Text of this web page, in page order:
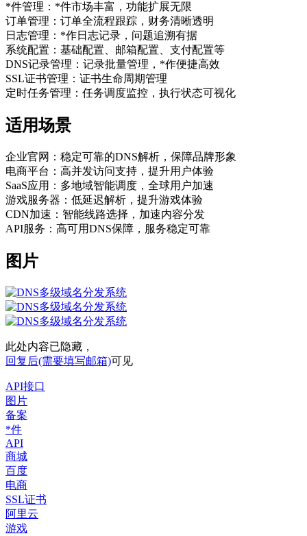
*件管理：*件市场丰富，功能扩展无限
订单管理：订单全流程跟踪，财务清晰透明
日志管理：*作日志记录，问题追溯有据
系统配置：基础配置、邮箱配置、支付配置等
DNS记录管理：记录批量管理，*作便捷高效
SSL证书管理：证书生命周期管理
定时任务管理：任务调度监控，执行状态可视化
适用场景
企业官网：稳定可靠的DNS解析，保障品牌形象
电商平台：高并发访问支持，提升用户体验
SaaS应用：多地域智能调度，全球用户加速
游戏服务器：低延迟解析，提升游戏体验
CDN加速：智能线路选择，加速内容分发
API服务：高可用DNS保障，服务稳定可靠
图片
此处内容已隐藏，
回复后(需要填写邮箱)可见
API接口
图片
备案
*件
API
商城
百度
电商
SSL证书
阿里云
游戏